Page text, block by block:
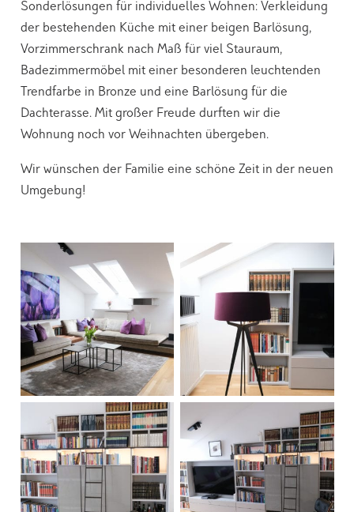
Sonderlösungen für individuelles Wohnen: Verkleidung
der bestehenden Küche mit einer beigen Barlösung,
Vorzimmerschrank nach Maß für viel Stauraum,
Badezimmermöbel mit einer besonderen leuchtenden
Trendfarbe in Bronze und eine Barlösung für die
Dachterasse. Mit großer Freude durften wir die
Wohnung noch vor Weihnachten übergeben.
Wir wünschen der Familie eine schöne Zeit in der neuen
Umgebung!